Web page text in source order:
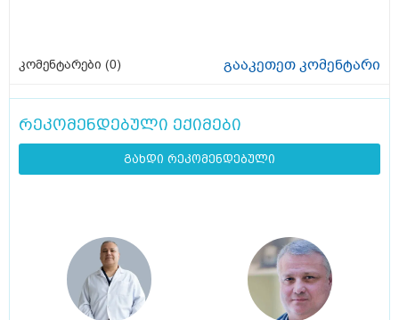
კომენტარები (0) გააკეთეთ კომენტარი
რეკომენდებული ექიმები
გახდი რეკომენდებული